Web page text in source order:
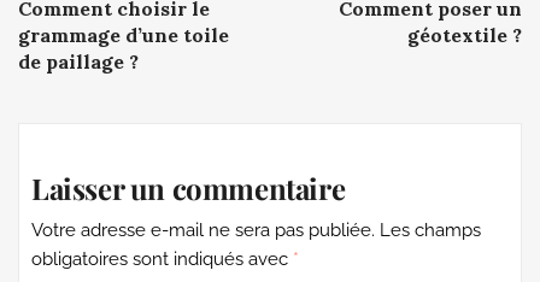
Comment choisir le
grammage d’une toile
de paillage ?
Comment poser un
géotextile ?
Laisser un commentaire
Votre adresse e-mail ne sera pas publiée. Les champs
obligatoires sont indiqués avec *